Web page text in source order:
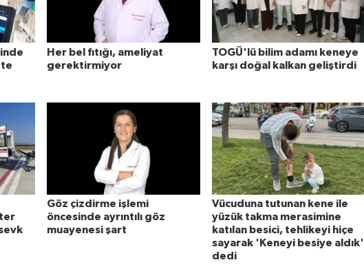
Her bel fıtığı, ameliyat
gerektirmiyor
TOGÜ'lü bilim adamı keneye
karşı doğal kalkan geliştirdi
Göz çizdirme işlemi
öncesinde ayrıntılı göz
muayenesi şart
Vücuduna tutunan kene ile
yüzük takma merasimine
katılan besici, tehlikeyi hiçe
sayarak 'Keneyi besiye aldık'
dedi